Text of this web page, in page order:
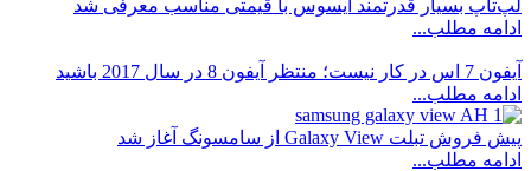
لپ‌تاپ بسیار قدرتمند ایسوس با قیمتی مناسب معرفی شد
ادامه مطلب...
آیفون 7 اس در کار نیست؛ منتظر آیفون 8 در سال 2017 باشید
ادامه مطلب...
پیش فروش تبلت Galaxy View از سامسونگ آغاز شد
ادامه مطلب...